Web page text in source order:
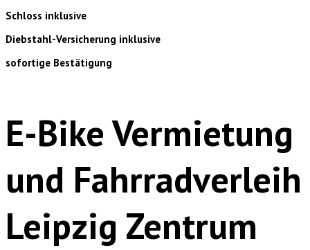
Schloss inklusive
Diebstahl-Versicherung inklusive
sofortige Bestätigung
E-Bike Vermietung
und Fahrradverleih
Leipzig Zentrum